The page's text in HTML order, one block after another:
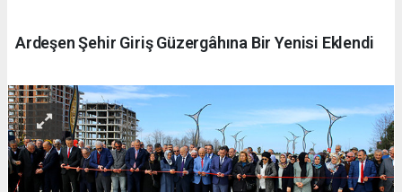
Ardeşen Şehir Giriş Güzergâhına Bir Yenisi Eklendi